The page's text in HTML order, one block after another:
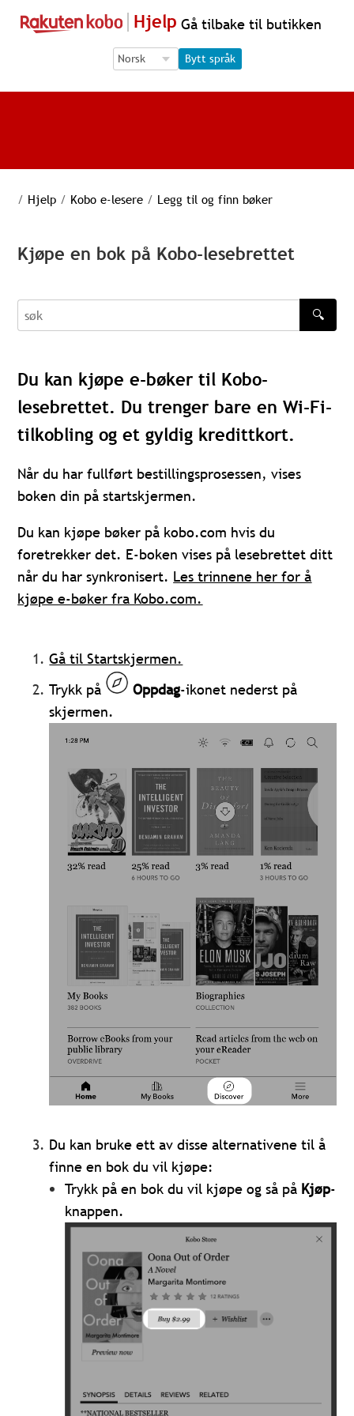
Hjelp Gå tilbake til butikken
Language Selection
Language Selection
Bytt språk
/ Hjelp / Kobo e-lesere / Legg til og finn bøker
Kjøpe en bok på Kobo-lesebrettet
søk
🔍
Du kan kjøpe e-bøker til Kobo-
lesebrettet. Du trenger bare en Wi-Fi-
tilkobling og et gyldig kredittkort.
Når du har fullført bestillingsprosessen, vises
boken din på startskjermen.
Du kan kjøpe bøker på kobo.com hvis du
foretrekker det. E-boken vises på lesebrettet ditt
når du har synkronisert. Les trinnene her for å
kjøpe e-bøker fra Kobo.com.
Gå til Startskjermen.
Trykk på
Oppdag-ikonet nederst på
skjermen.
Du kan bruke ett av disse alternativene til å
finne en bok du vil kjøpe:
Trykk på en bok du vil kjøpe og så på Kjøp-
knappen.